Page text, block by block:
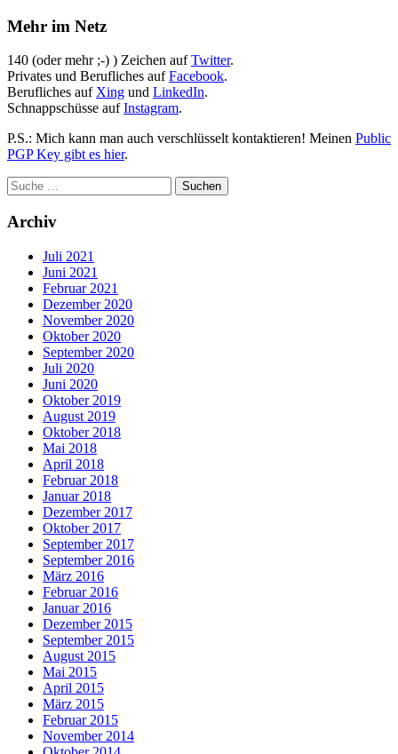
Mehr im Netz
140 (oder mehr ;-) ) Zeichen aufTwitter.
Privates und Berufliches aufFacebook.
Berufliches auf Xing und LinkedIn.
Schnappschüsse aufInstagram.
P.S.: Mich kann man auch verschlüsselt kontaktieren! Meinen Public
PGP Key gibt es hier.
Archiv
Juli 2021
Juni 2021
Februar 2021
Dezember 2020
November 2020
Oktober 2020
September 2020
Juli 2020
Juni 2020
Oktober 2019
August 2019
Oktober 2018
Mai 2018
April 2018
Februar 2018
Januar 2018
Dezember 2017
Oktober 2017
September 2017
September 2016
März 2016
Februar 2016
Januar 2016
Dezember 2015
September 2015
August 2015
Mai 2015
April 2015
März 2015
Februar 2015
November 2014